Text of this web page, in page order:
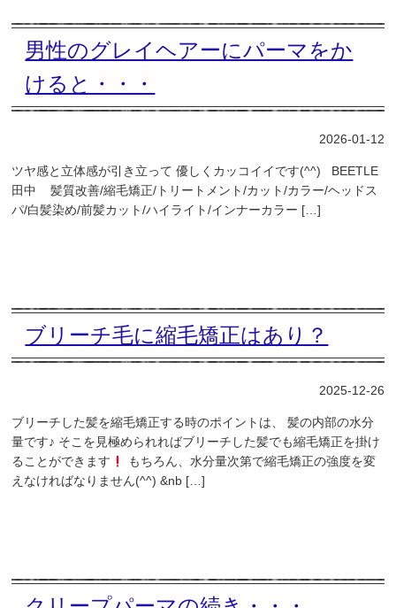
男性のグレイヘアーにパーマをか
けると・・・
2026-01-12
ツヤ感と立体感が引き立って 優しくカッコイイです(^^) BEETLE
田中 髪質改善/縮毛矯正/トリートメント/カット/カラー/ヘッドス
パ/白髪染め/前髪カット/ハイライト/インナーカラー […]
ブリーチ毛に縮毛矯正はあり？
2025-12-26
ブリーチした髪を縮毛矯正する時のポイントは、 髪の内部の水分
量です♪ そこを見極められればブリーチした髪でも縮毛矯正を掛け
ることができます
もちろん、水分量次第で縮毛矯正の強度を変
えなければなりません(^^) &nb […]